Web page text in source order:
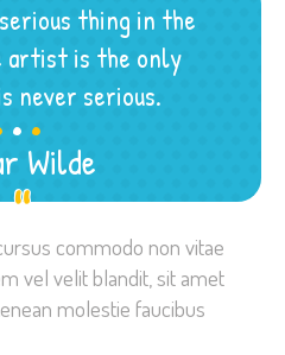
thing in the
artist is the only
never serious.
..
Wilde
commodo non vitae
vel velit blandit, sit amet
molestie faucibus